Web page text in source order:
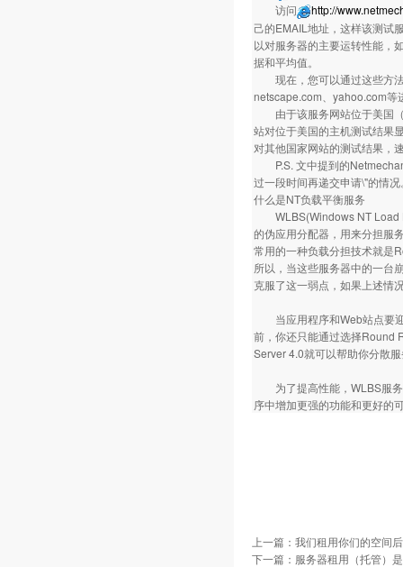
访问
http://
己的EMAIL地址，这样该测试
以对服务器的主要运转性能，
据和平均值。
现在，您可以通过这些方法
netscape.com、yahoo.com等
由于该服务网站位于美国（
站对位于美国的主机测试结果
对其他国家网站的测试结果，
P.S. 文中提到的
过一段时间再递交申请\"的情
什么是NT负载平衡服务
WLBS(Windows NT Load
的伪应用分配器，用来分担服
常用的一种负载分担技术就是
所以，当这些服务器中的一台
克服了这一弱点，如果上述
当应用程序和Web站点要迎
前，你还只能通过选择Round
Server 4.0就可以帮助你分散
为了提高性能，WLBS服务
序中增加更强的功能和更好的
上一篇： 我们租用你们的空间
下一篇： 服务器租用（托管）